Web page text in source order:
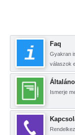
Faq
Gyakran
válaszok
Ismerje